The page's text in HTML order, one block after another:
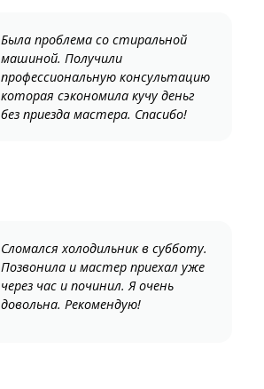
Была проблема со стиральной
машиной. Получили
профессиональную консультацию
которая сэкономила кучу деньг
без приезда мастера. Спасибо!
Сломался холодильник в субботу.
Позвонила и мастер приехал уже
через час и починил. Я очень
довольна. Рекомендую!